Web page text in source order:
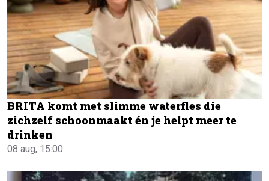
BRITA komt met slimme waterfles die
zichzelf schoonmaakt én je helpt meer te
drinken
08 aug, 15:00